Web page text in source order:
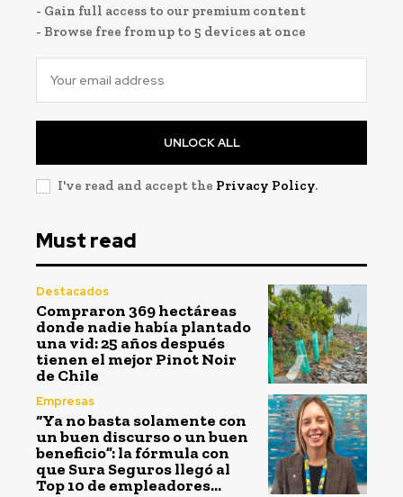
- Gain full access to our premium content
- Browse free from up to 5 devices at once
UNLOCK ALL
I've read and accept the Privacy Policy.
Must read
Destacados
Compraron 369 hectáreas
donde nadie había plantado
una vid: 25 años después
tienen el mejor Pinot Noir
de Chile
Empresas
“Ya no basta solamente con
un buen discurso o un buen
beneficio”: la fórmula con
que Sura Seguros llegó al
Top 10 de empleadores...